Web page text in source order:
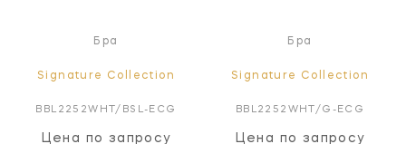
Бра
Signature Collection
BBL2252WHT/BSL-ECG
Цена по запросу
Бра
Signature Collection
BBL2252WHT/G-ECG
Цена по запросу